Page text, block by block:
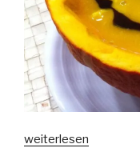
„Kürbissuppe
weiterlesen